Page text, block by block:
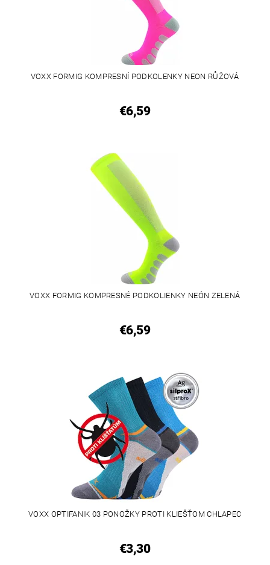
VOXX FORMIG KOMPRESNÍ PODKOLENKY NEON RŮŽOVÁ
€6,59
VOXX FORMIG KOMPRESNÉ PODKOLIENKY NEÓN ZELENÁ
€6,59
VOXX OPTIFANIK 03 PONOŽKY PROTI KLIEŠŤOM CHLAPEC
€3,30